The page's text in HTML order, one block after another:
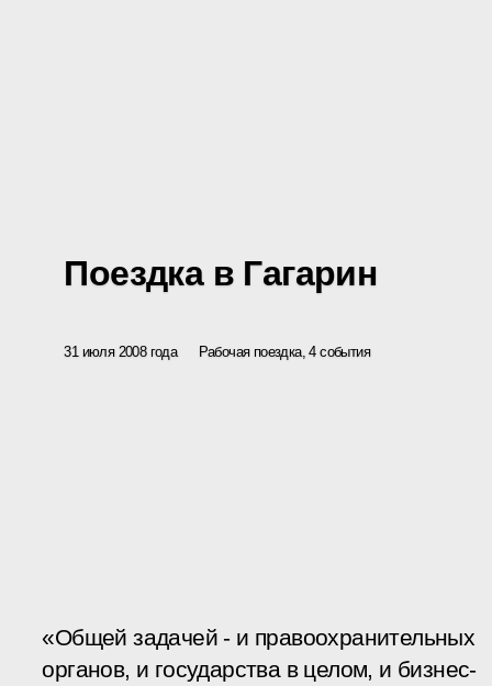
Поездка в Гагарин
31 июля 2008 года Рабочая поездка, 4 события
«Общей задачей - и правоохранительных
органов, и государства в целом, и бизнес-